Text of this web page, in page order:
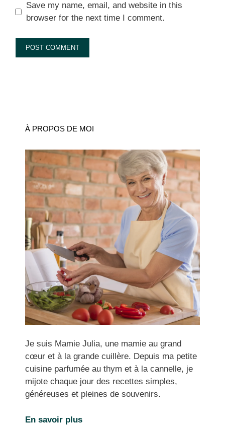
Save my name, email, and website in this
browser for the next time I comment.
À PROPOS DE MOI
Je suis Mamie Julia, une mamie au grand
cœur et à la grande cuillère. Depuis ma petite
cuisine parfumée au thym et à la cannelle, je
mijote chaque jour des recettes simples,
généreuses et pleines de souvenirs.
En savoir plus